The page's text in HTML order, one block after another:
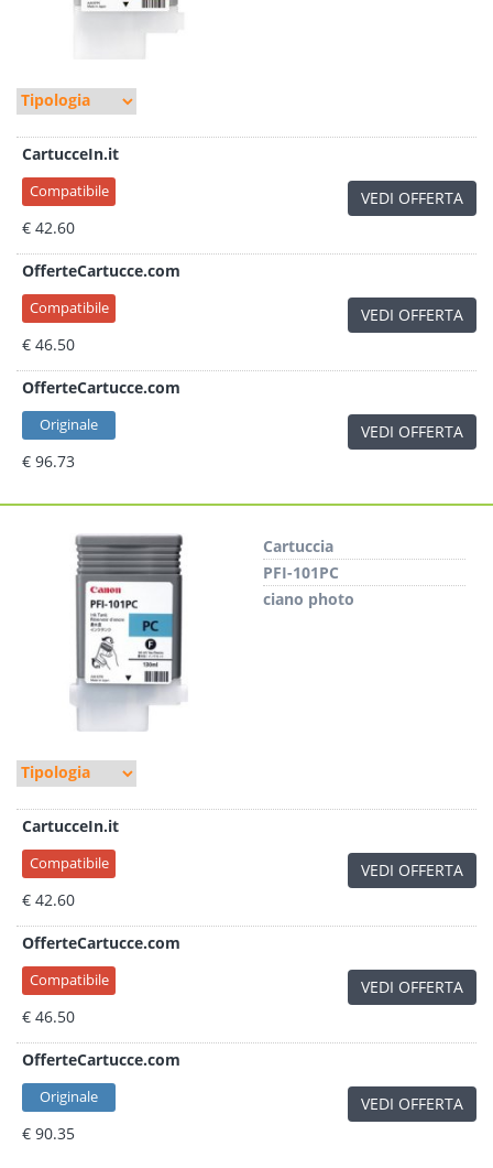
CartucceIn.it
Compatibile
€ 42.60
VEDI OFFERTA
OfferteCartucce.com
Compatibile
€ 46.50
VEDI OFFERTA
OfferteCartucce.com
Originale
€ 96.73
VEDI OFFERTA
Cartuccia
PFI-101PC
ciano photo
CartucceIn.it
Compatibile
€ 42.60
VEDI OFFERTA
OfferteCartucce.com
Compatibile
€ 46.50
VEDI OFFERTA
OfferteCartucce.com
Originale
€ 90.35
VEDI OFFERTA